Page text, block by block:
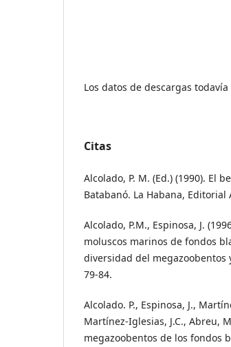
Los datos de descargas
Citas
Alcolado, P. M. (Ed.) (1990). El
Batabanó. La Habana, Editorial
Alcolado, P.M., Espinosa, J.
moluscos marinos de fondos
diversidad del megazoobentos
79-84.
Alcolado. P., Espinosa, J.,
Martínez-Iglesias, J.C., Abreu,
megazoobentos de los fondos